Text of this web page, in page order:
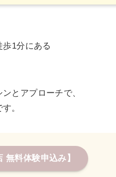
1分にある
とアプローチで、
。
無料体験申込み】